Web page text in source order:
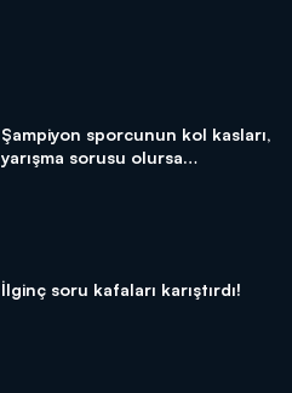
Şampiyon sporcunun kol kasları,
yarışma sorusu olursa…
İlginç soru kafaları karıştırdı!